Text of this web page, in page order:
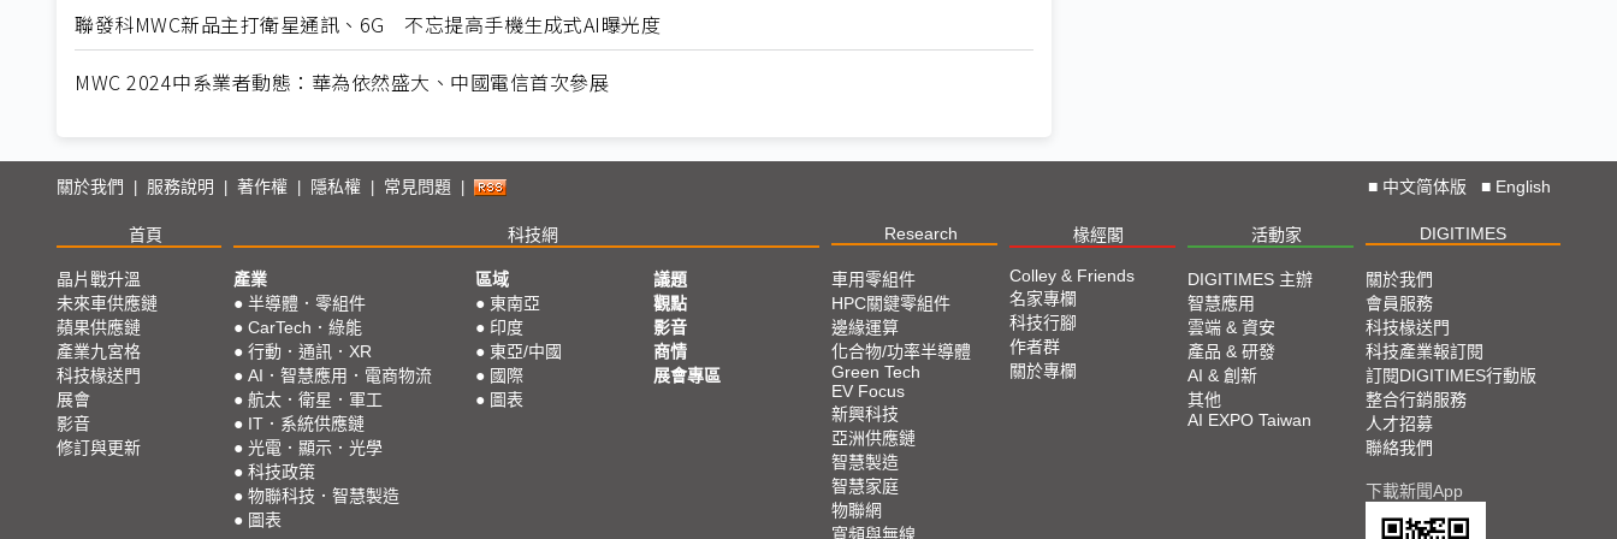
聯發科MWC新品主打衛星通訊、6G 不忘提高手機生成式AI曝光度
MWC 2024中系業者動態：華為依然盛大、中國電信首次參展
關於我們 服務說明 著作權 隱私權 常見問題 ■ 中文简体版 ■ English
首頁 科技網 Research 椽經閣 活動家 DIGITIMES
晶片戰升溫
未來車供應鏈
蘋果供應鏈
產業九宮格
科技椽送門
展會
影音
修訂與更新
產業
● 半導體．零組件
● CarTech．綠能
● 行動．通訊．XR
● AI．智慧應用．電商物流
● 航太．衛星．軍工
● IT．系統供應鏈
● 光電．顯示．光學
● 科技政策
● 物聯科技．智慧製造
● 圖表
區域
● 東南亞
● 印度
● 東亞/中國
● 國際
● 圖表
議題
觀點
影音
商情
展會專區
車用零組件
HPC關鍵零組件
邊緣運算
化合物/功率半導體
Green Tech
EV Focus
新興科技
亞洲供應鏈
智慧製造
智慧家庭
物聯網
寬頻與無線
Colley & Friends
名家專欄
科技行腳
作者群
關於專欄
DIGITIMES 主辦
智慧應用
雲端 & 資安
產品 & 研發
AI & 創新
其他
AI EXPO Taiwan
關於我們
會員服務
科技椽送門
科技產業報訂閱
訂閱DIGITIMES行動版
整合行銷服務
人才招募
聯絡我們
下載新聞App